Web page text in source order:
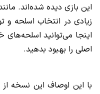
این بازی دیده شده‌اند.
زیادی در انتخاب اسلحه و
اینجا می‌توانید اسلحه‌های
اصلی را بهبود بدهید.
با این اوصاف این نسخه